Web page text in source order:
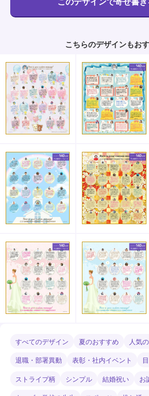
こちらのデザインもお
すべてのデザイン 夏のおすすめ
人気
退職・部署異動
表彰・社内イベント
ストライプ柄
シンプル 結婚祝い
お